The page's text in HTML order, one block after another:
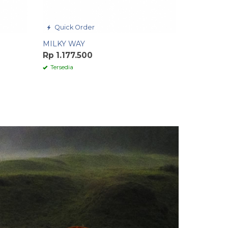
Quick Order
MILKY WAY
Rp 1.177.500
Tersedia